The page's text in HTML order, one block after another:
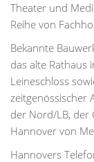
Theater und
Reihe von
Bekannte
das alte Rathaus
Leineschloss
zeitgenössischer
der Nord/LB, der
Hannover von
Hannovers